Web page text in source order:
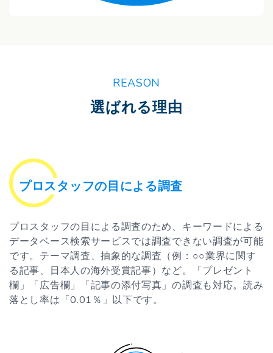
REASON
選ばれる理由
プロスタッフの目による調査
プロスタッフの目による調査のため、キーワードによる
データベース検索サービスでは調査できない調査が可能
です。テーマ調査、抽象的な調査（例：○○業界に関す
る記事、日本人の海外受賞記事）など。「プレゼント
欄」「広告欄」「記事の添付写真」の調査も対応。読み
落とし率は「0.01％」以下です。